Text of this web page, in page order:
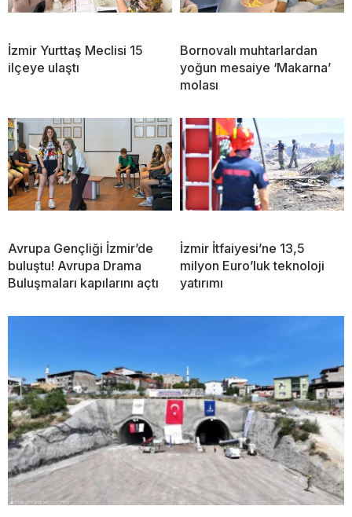
İzmir Yurttaş Meclisi 15
ilçeye ulaştı
Bornovalı muhtarlardan
yoğun mesaiye ‘Makarna’
molası
Avrupa Gençliği İzmir’de
buluştu! Avrupa Drama
Buluşmaları kapılarını açtı
İzmir İtfaiyesi’ne 13,5
milyon Euro’luk teknoloji
yatırımı